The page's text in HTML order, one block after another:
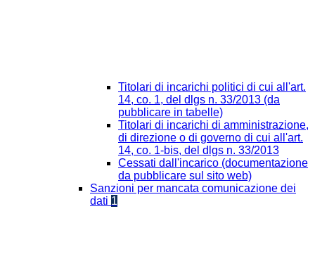
Titolari di incarichi politici di cui all'art.
14, co. 1, del dlgs n. 33/2013 (da
pubblicare in tabelle)
Titolari di incarichi di amministrazione,
di direzione o di governo di cui all'art.
14, co. 1-bis, del dlgs n. 33/2013
Cessati dall'incarico (documentazione
da pubblicare sul sito web)
Sanzioni per mancata comunicazione dei
dati 1